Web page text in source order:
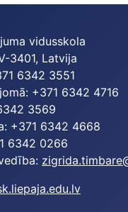
vidusskola
3401, Latvija
6342 3551
+371 6342 4716
3569
+371 6342 4668
6342 0266